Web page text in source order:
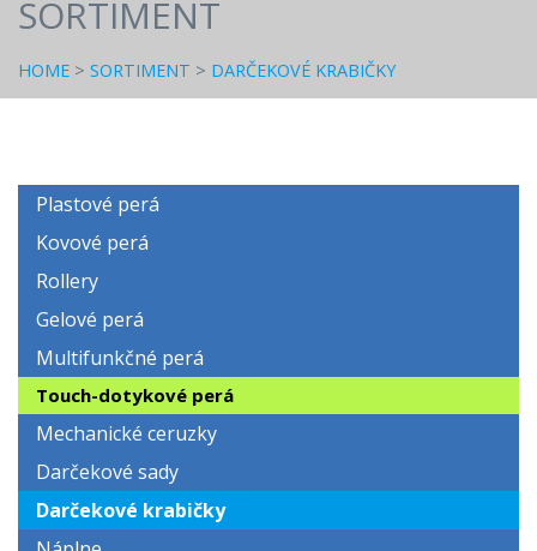
SORTIMENT
HOME > SORTIMENT > DARČEKOVÉ KRABIČKY
Plastové perá
Kovové perá
Rollery
Gelové perá
Multifunkčné perá
Touch-dotykové perá
Mechanické ceruzky
Darčekové sady
Darčekové krabičky